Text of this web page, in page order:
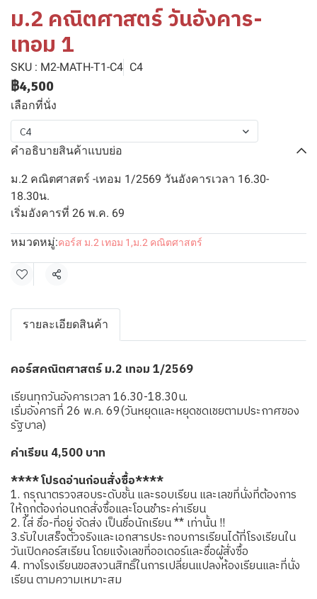
ม.2 คณิตศาสตร์ วันอังคาร-
เทอม 1
SKU : M2-MATH-T1-C4 C4
฿4,500
เลือกที่นั่ง
C4
คำอธิบายสินค้าแบบย่อ
ม.2 คณิตศาสตร์ -เทอม 1/2569 วันอังคารเวลา 16.30-
18.30น.
เริ่มอังคารที่ 26 พ.ค. 69
หมวดหมู่:คอร์ส ม.2 เทอม 1 ,ม.2 คณิตศาสตร์
แชร์
รายละเอียดสินค้า
คอร์สคณิตศาสตร์ ม.2 เทอม 1/2569
เรียนทุกวันอังคารเวลา 16.30-18.30น.
เริ่มอังคารที่ 26 พ.ค. 69(วันหยุดและหยุดชดเชยตามประกาศของ
รัฐบาล)
ค่าเรียน 4,500 บาท
**** โปรดอ่านก่อนสั่งซื้อ****
1. กรุณาตรวจสอบระดับชั้น และรอบเรียน และเลขที่นั่งที่ต้องการ
ให้ถูกต้องก่อนกดสั่งซื้อและโอนชำระค่าเรียน
2. ใส่ ชื่อ-ที่อยู่ จัดส่ง เป็นชื่อนักเรียน ** เท่านั้น !!
3.รับใบเสร็จตัวจริงและเอกสารประกอบการเรียนได้ที่โรงเรียนใน
วันเปิดคอร์สเรียน โดยแจ้งเลขที่ออเดอร์และชื่อผู้สั่งซื้อ
4. ทางโรงเรียนขอสงวนสิทธิ์ในการเปลี่ยนแปลงห้องเรียนและที่นั่ง
เรียน ตามความเหมาะสม